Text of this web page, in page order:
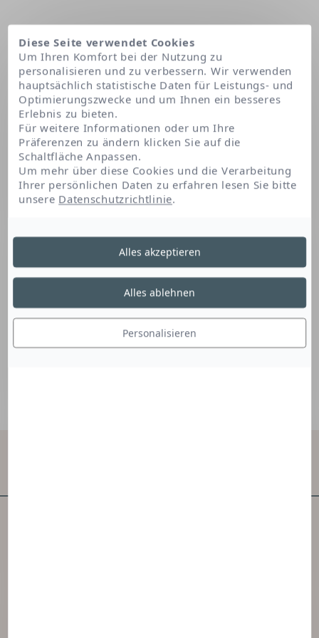
Startseite Piroctone olamine
Piroctone Olamine
Diese Seite verwendet Cookies
Um Ihren Komfort bei der Nutzung zu
personalisieren und zu verbessern. Wir verwenden
hauptsächlich statistische Daten für Leistungs- und
Optimierungszwecke und um Ihnen ein besseres
Erlebnis zu bieten.
Für weitere Informationen oder um Ihre
Präferenzen zu ändern klicken Sie auf die
Schaltfläche Anpassen.
Um mehr über diese Cookies und die Verarbeitung
Ihrer persönlichen Daten zu erfahren lesen Sie bitte
unsere Datenschutzrichtlinie.
Personalisieren
Alles ablehnen
Alles akzeptieren